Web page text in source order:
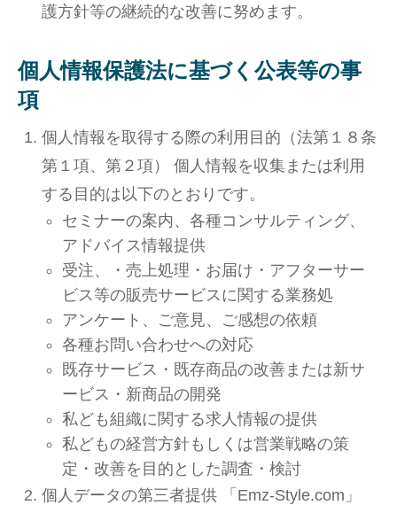
護方針等の継続的な改善に努めます。
個人情報保護法に基づく公表等の事
項
個人情報を取得する際の利用目的（法第１８条
第１項、第２項） 個人情報を収集または利用
する目的は以下のとおりです。
セミナーの案内、各種コンサルティング、
アドバイス情報提供
受注、・売上処理・お届け・アフターサー
ビス等の販売サービスに関する業務処
アンケート、ご意見、ご感想の依頼
各種お問い合わせへの対応
既存サービス・既存商品の改善または新サ
ービス・新商品の開発
私ども組織に関する求人情報の提供
私どもの経営方針もしくは営業戦略の策
定・改善を目的とした調査・検討
個人データの第三者提供 「Emz-Style.com」